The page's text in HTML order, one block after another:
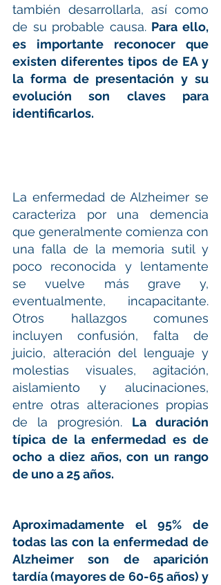
también desarrollarla, así como
de su probable causa. Para ello,
es importante reconocer que
existen diferentes tipos de EA y
la forma de presentación y su
evolución son claves para
identificarlos.
La enfermedad de Alzheimer se
caracteriza por una demencia
que generalmente comienza con
una falla de la memoria sutil y
poco reconocida y lentamente
se vuelve más grave y,
eventualmente, incapacitante.
Otros hallazgos comunes
incluyen confusión, falta de
juicio, alteración del lenguaje y
molestias visuales, agitación,
aislamiento y alucinaciones,
entre otras alteraciones propias
de la progresión. La duración
típica de la enfermedad es de
ocho a diez años, con un rango
de uno a 25 años.
Aproximadamente el 95% de
todas las con la enfermedad de
Alzheimer son de aparición
tardía (mayores de 60-65 años) y